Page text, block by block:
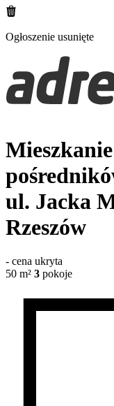
Ogłoszenie usunięte
ul. Jacka
Rzeszów
- cena ukryta
50 m² 3 pokoje